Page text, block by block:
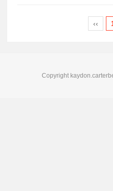
‹‹
Copyright